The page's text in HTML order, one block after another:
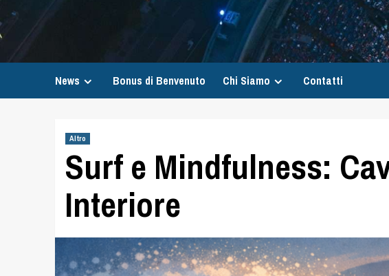
News Bonus di Benvenuto Chi Siamo Contatti
Altro
Surf e Mindfulness:
Interiore